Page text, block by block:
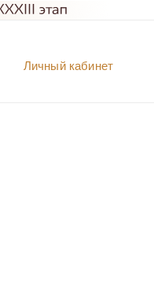
Личный кабинет